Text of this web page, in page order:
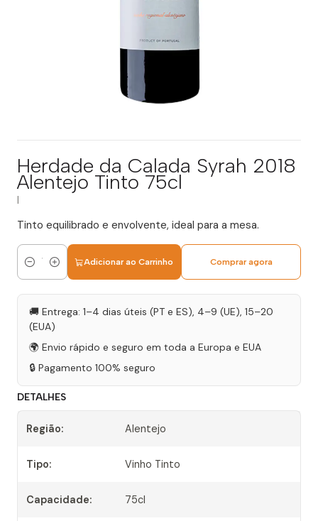
Herdade da Calada Syrah 2018
Alentejo Tinto 75cl
Tinto equilibrado e envolvente, ideal para a mesa.
Quantidade
Adicionar ao Carrinho Comprar agora
🚚 Entrega: 1–4 dias úteis (PT e ES), 4–9 (UE), 15–20
(EUA)
🌍 Envio rápido e seguro em toda a Europa e EUA
🔒 Pagamento 100% seguro
DETALHES
Região: Alentejo
Tipo: Vinho Tinto
Capacidade: 75cl